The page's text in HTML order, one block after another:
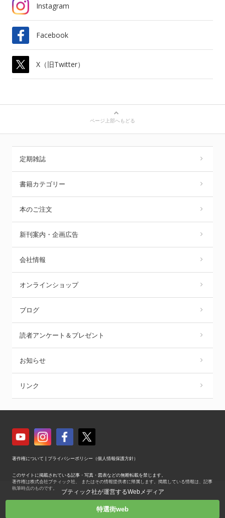
Instagram
Facebook
X（旧Twitter）
ページ上部へもどる
定期雑誌
書籍カテゴリー
本のご注文
新刊案内・企画広告
会社情報
オンラインショップ
ブログ
読者アンケート＆プレゼント
お知らせ
リンク
著作権について プライバシーポリシー（個人情報保護方針）
このサイトに掲載されている記事・写真・図表などの無断転載を禁じます。
著作権は株式会社ブティック社、 またはその情報提供者に帰属します。掲載している情報は、記事
執筆時点のものです。
Copyright © Boutique-sha, Inc. All Rights Reserved.
ブティック社が運営するWebメディア
特選街web